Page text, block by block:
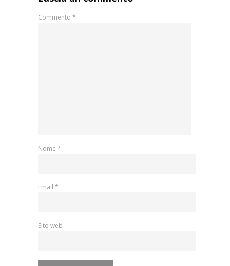
Commento *
Nome *
Email *
Sito web